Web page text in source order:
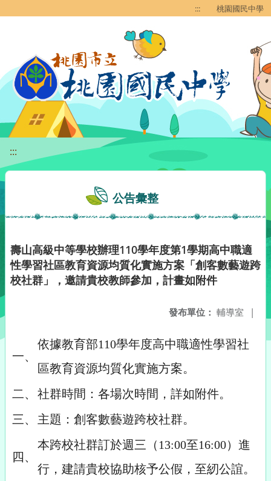
::: 桃園國民中學
:::
公告彙整
壽山高級中等學校辦理110學年度第1學期高中職適
性學習社區教育資源均質化實施方案「創客數藝遊跨
校社群」，邀請貴校教師參加，計畫如附件
發布單位： 輔導室 |
一、
依據教育部110學年度高中職適性學習社
區教育資源均質化實施方案。
二、 社群時間：各場次時間，詳如附件。
三、
主題：創客數藝遊跨校社群。
四、
本跨校社群訂於週三（13:00至16:00）進
行，建請貴校協助核予公假，至紉公誼。